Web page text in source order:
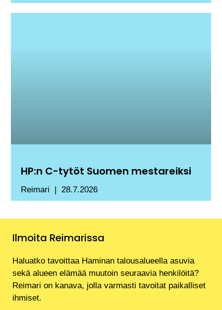
HP:n C-tytöt Suomen mestareiksi
Reimari 28.7.2026
Ilmoita Reimarissa
Haluatko tavoittaa Haminan talousalueella asuvia
sekä alueen elämää muutoin seuraavia henkilöitä?
Reimari on kanava, jolla varmasti tavoitat paikalliset
ihmiset.